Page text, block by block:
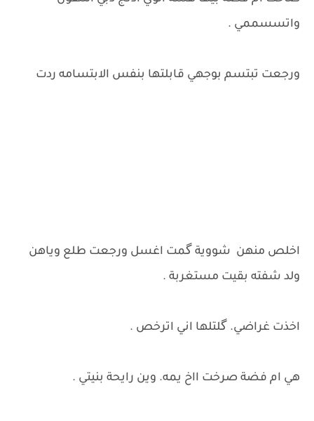
واتسسممي .
ورجعت تبتسم بوجهي قابلتها بنفس الابتسامه ردت
اخلص منهن شووية گمت اغسل ورجعت طلع وياهن
ولد شفته بقيت مستغربة .
اخذت غراضي. گلتلها اني اترخص .
هي ام فضة صرخت ااخ يمه. وين رايحة بنيتي .